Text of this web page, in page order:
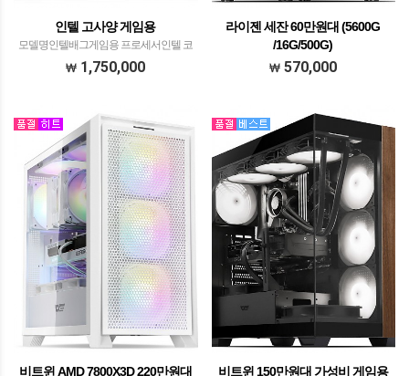
인텔 고사양 게임용
모델명인텔배그게임용 프로세서인텔 코
어14세대 i5-14400F​withDEEPCOOL
드기가바이트 B760M…
1,750,000
라이젠 세잔 60만원대 (5600G
/16G/500G)
모델명 라이젠 세잔60만원대 (5600G
ARGB 무뽑가이드​ 메모리 삼성전자
DDR4-3200​ 16G (8GB…
570,000
비트윈 AMD 7800X3D 220만원대
비트윈 150만원대 가성비 게임용